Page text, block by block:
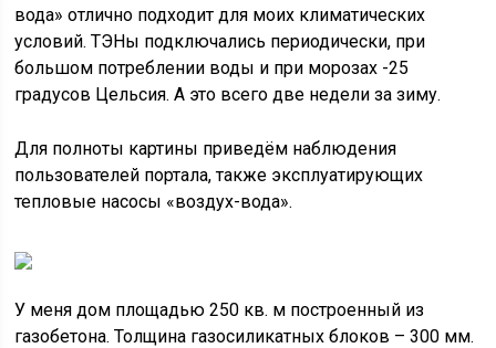
вода» отлично подходит для моих климатических
условий. ТЭНы подключались периодически, при
большом потреблении воды и при морозах -25
градусов Цельсия. А это всего две недели за зиму.
Для полноты картины приведём наблюдения
пользователей портала, также эксплуатирующих
тепловые насосы «воздух-вода».
У меня дом площадью 250 кв. м построенный из
газобетона. Толщина газосиликатных блоков – 300 мм.